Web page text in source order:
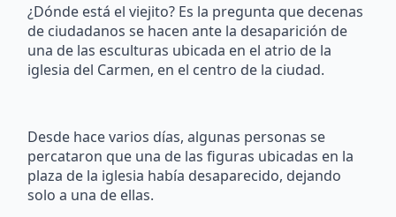
¿Dónde está el viejito? Es la pregunta que decenas
de ciudadanos se hacen ante la desaparición de
una de las esculturas ubicada en el atrio de la
iglesia del Carmen, en el centro de la ciudad.
Desde hace varios días, algunas personas se
percataron que una de las figuras ubicadas en la
plaza de la iglesia había desaparecido, dejando
solo a una de ellas.